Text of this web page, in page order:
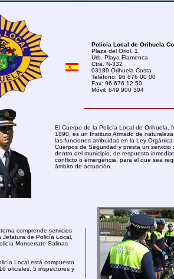
Policía Local de Orihuela
Plaza del Oriol, 1
Urb. Playa Flamenca
Ctra. N-332
03189 Orihuela Costa
Teléfono: 96 676 00 00
Fax: 96 676 12 50
Móvil: 649 900 304
El Cuerpo de la Policía Local de Orihuela,
1890, es un Instituto Armado de
las funciones atribuidas en la Ley
Cuerpos de Seguridad y presta un servicio
dentro del municipio, de respuesta
conflicto o emergencia, para el que sea
ámbito de actuación.
comprende servicios
Jefatura de Policía Local,
Monserrate Salinas
Local está compuesto
oficiales, 5 inspectores y